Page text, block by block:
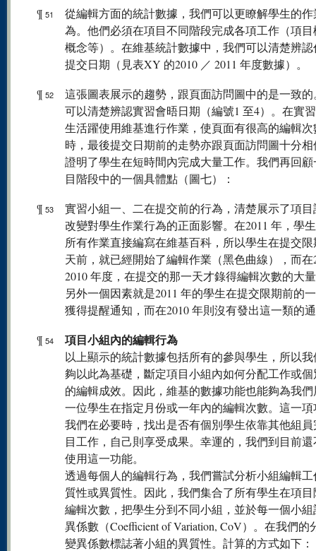
¶ 51
從編輯方面的統計數據，我們可以更瞭解學生的作
為。他們必須在項目不同階段完成各項工作（項
概念等）。在維基統計數據中，我們可以清楚辨
提交日期（見表XY 的2010 ／ 2011 年度數據）。
¶ 52
這張圖表展示的趨勢，跟頁面訪問圖中的是一致
可以清楚辨認實習會晤日期（編號1 至4）。在實
生活躍使用維基進行作業，使頁面有很高的編輯
時，最後提交日期前的走勢亦跟頁面訪問圖十分
證明了學生在短時間內完成大量工作。我們再回
目階段中的一個具體點（圖七）：
¶ 53
實習小組一、二在提交前的行為，清楚展示了項
改變對學生作業行為的正面影響。在2011 年，學
所有作業直接編寫在維基百科，所以學生在提交
天前，就已經開始了編輯作業（黑色曲線），而在
2010 年度，在提交的那一天才錄得編輯次數的大
另外一個因素就是2011 年的學生在提交限期前的
獲得提醒通知，而在2010 年則沒有發出這一類的
¶ 54 項目小組內的編輯行為
以上顯示的統計數據包括所有的參與學生，所以
夠以此為基礎，斷定項目小組內如何分配工作或
的編輯成效。因此，維基的數據功能也能夠為我
一位學生在指定月份或一年內的編輯次數。這一
我們在必要時，找出是否有個別學生依靠其他組
目工作，自己則享受成果。幸運的，我們到目前
使用這一功能。
透過每個人的編輯行為，我們嘗試分析小組編輯
質性或異質性。因此，我們集合了所有學生在項
編輯次數，把學生分到不同小組，並於每一個小
異係數（Coefficient of Variation, CoV）。在我們的
變異係數標誌著小組的異質性。計算的方式如下：